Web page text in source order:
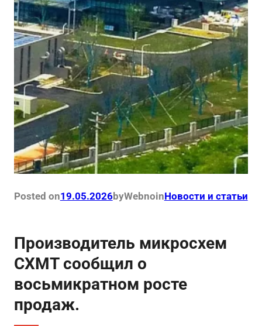
Posted on19.05.2026byWebnoinНовости и статьи
Производитель микросхем
CXMT сообщил о
восьмикратном росте
продаж.